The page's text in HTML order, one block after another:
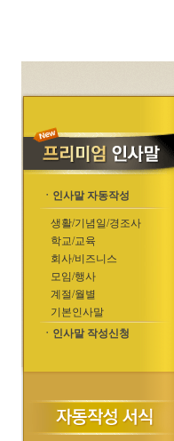
ㆍ인사말 자동작성
생활/기념일/경조사
학교/교육
회사/비즈니스
모임/행사
계절/월별
기본인사말
ㆍ인사말 작성신청